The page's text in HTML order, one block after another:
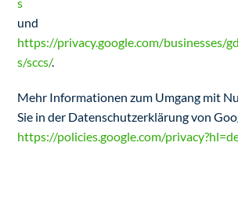
und
https://privacy.google.com/businesses/
s/sccs/.
Mehr Informationen zum Umgang mit
Sie in der Datenschutzerklärung von
https://policies.google.com/